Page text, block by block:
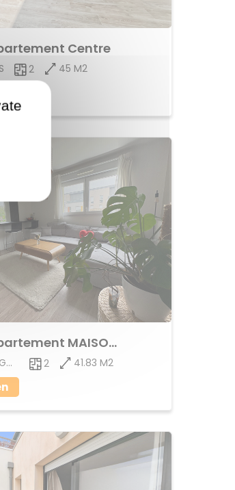
Centre
2 45 M2
Achat Appartement MAISON BLANCHE
2 41.83 M2